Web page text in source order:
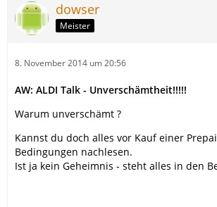
dowser
Meister
8. November 2014 um 20:56
AW: ALDI Talk - Unverschämtheit!!!!!
Warum unverschämt ?
Kannst du doch alles vor Kauf einer
Bedingungen nachlesen.
Ist ja kein Geheimnis - steht alles in den